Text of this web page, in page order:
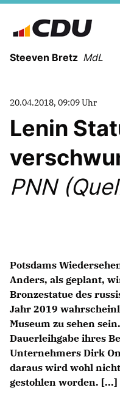
Steeven Bretz MdL
CDU Fraktion
20.04.2018, 09:09 Uhr
Lenin
PNN
Potsdams
Anders, als geplant,
Bronzestatue des
Jahr 2019
Museum zu sehen
Dauerleihgabe ihres
Unternehmers Dirk
daraus wird wohl
gestohlen worden. [...]